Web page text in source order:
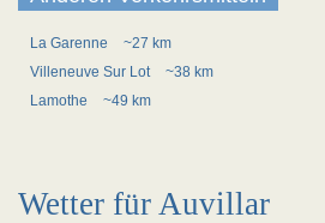
La Garenne
~27 km
Villeneuve Sur Lot
~38 km
Lamothe
~49 km
Wetter für Auvillar